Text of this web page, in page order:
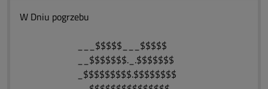
W Dniu pogrzebu
___$$$$$___$$$$$
__$$$$$$$._.$$$$$$$
_$$$$$$$$$.$$$$$$$$